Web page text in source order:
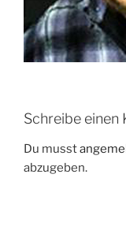
Schreibe einen
Du musst
abzugeben.